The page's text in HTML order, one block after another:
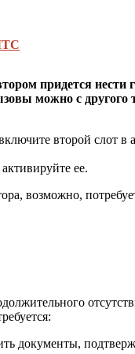
придется
можно с
второй слот
ее.
возможно,
документы,